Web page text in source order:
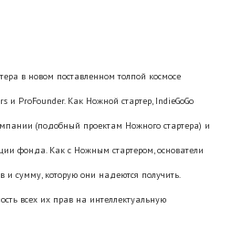
в новом поставленном толпой космосе
и ProFounder. Как Ножной стартер, IndieGoGo
(подобный проектам Ножного стартера) и
фонда. Как с Ножным стартером, основатели
и сумму, которую они надеются получить.
всех их прав на интеллектуальную